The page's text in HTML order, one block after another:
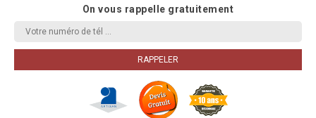
On vous rappelle gratuitement